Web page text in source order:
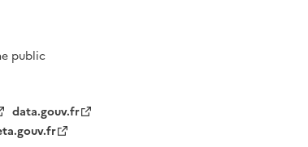
public
data.gouv.fr